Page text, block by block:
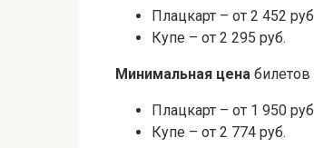
Плацкарт – от 2 452
Купе – от 2 295 руб.
Минимальная цена
Плацкарт – от 1 950
Купе – от 2 774 руб.